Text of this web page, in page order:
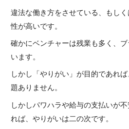
違法な働き方をさせている、もし
性が高いです。
確かにベンチャーは残業も多く、
います。
しかし「やりがい」が目的であれ
題ありません。
しかしパワハラや給与の支払いが
れば、やりがいは二の次です。